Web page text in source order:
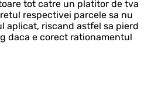
tot catre un platitor de tva
respectivei parcele sa nu
aplicat, riscand astfel sa pierd
daca e corect rationamentul